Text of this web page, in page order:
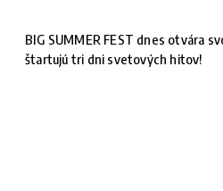
BIG SUMMER FEST dnes otvára
štartujú tri dni svetových hitov!